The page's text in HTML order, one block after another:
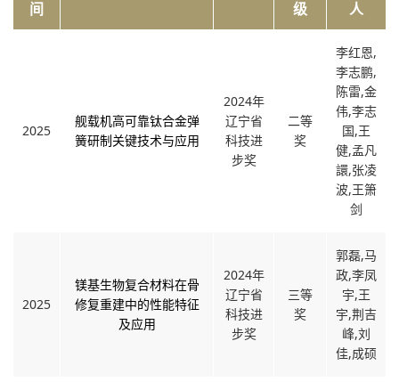
间 级 人
2025
舰载机高可靠钛合金弹
簧研制关键技术与应用
2024年
辽宁省
科技进
步奖
二等
奖
李红恩,
李志鹏,
陈雷,金
伟,李志
国,王
健,孟凡
譞,张凌
波,王箫
剑
2025
镁基生物复合材料在骨
修复重建中的性能特征
及应用
2024年
辽宁省
科技进
步奖
三等
奖
郭磊,马
政,李凤
宇,王
宇,荆吉
峰,刘
佳,成硕